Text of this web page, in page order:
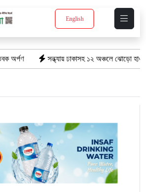
English
সন্ধ্যায় ঢাকাসহ ১২ অঞ্চলে ঝোড়ো হাওয়ার শঙ্কা, বজ্রবৃষ্টির